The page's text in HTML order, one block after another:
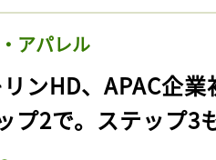
アパレル
リンHD、APAC企
プ2で。ステップ3